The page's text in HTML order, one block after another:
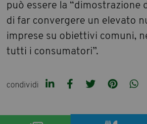
può essere la “dimostrazione
di far convergere un elevato
imprese su obiettivi comuni,
tutti i consumatori”.
condividi